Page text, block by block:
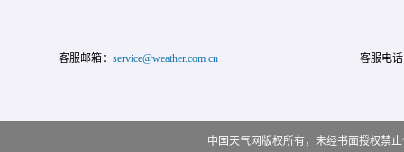
客服邮箱： service@weather.com.cn 客服电
中国天气网版权所有，未经书面授权